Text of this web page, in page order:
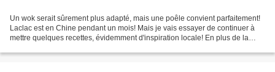
Un wok serait sûrement plus adapté, mais une poêle convient parfaitement!
Laclac est en Chine pendant un mois! Mais je vais essayer de continuer à
mettre quelques recettes, évidemment d'inspiration locale! En plus de la